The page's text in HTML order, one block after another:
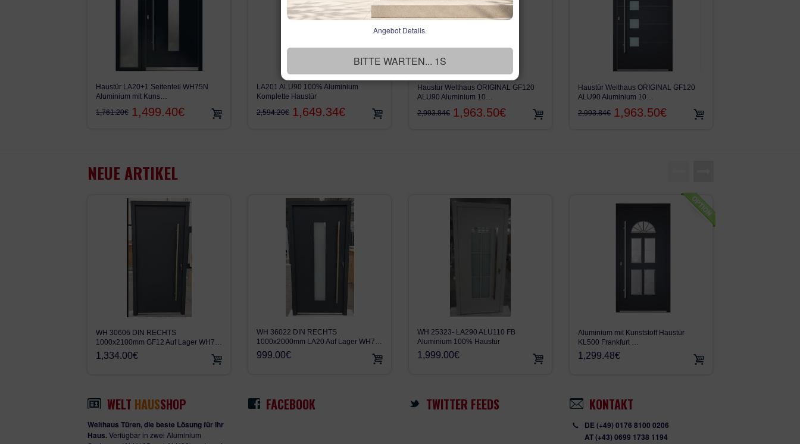
Haustür LA20+1 Seitenteil WH75N
Aluminium mit Kuns…
1,761.20€ 1,499.40€
LA201 ALU90 100% Aluminium
Komplette Haustür
2,594.20€ 1,649.34€
Haustür Welthaus ORIGINAL GF120
ALU90 Aluminium 10…
2,993.84€ 1,963.50€
Haustür Welthaus ORIGINAL GF120
ALU90 Aluminium 10…
2,993.84€ 1,963.50€
NEUE ARTIKEL
WH 30606 DIN RECHTS
1000x2100mm GF12 Auf Lager WH7…
1,334.00€
WH 36022 DIN RECHTS
1000x2000mm LA20 Auf Lager WH7…
999.00€
WH 25323- LA290 ALU110 FB
Aluminium 100% Haustür
1,999.00€
Aluminium mit Kunststoff Haustür
KL500 Frankfurt …
1,299.48€
WELT HAUSSHOP
Welthaus Türen, die beste Lösung für Ihr
Haus.Verfügbar in zwei Aluminium
FACEBOOK TWITTER FEEDS KONTAKT
DE (+49) 0176 8100 0206
AT (+43) 0699 1738 1194
Angebot Details.
SCHLIESSEN